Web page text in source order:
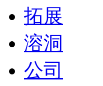
拓展
溶洞
公司